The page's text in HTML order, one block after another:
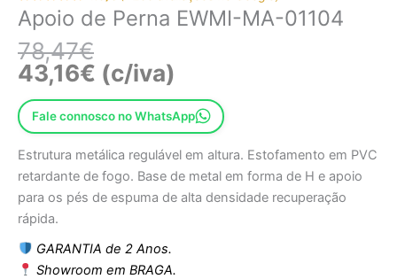
Apoio de Perna EWMI-MA-01104
78,47€
43,16€ (c/iva)
Fale connosco no WhatsApp
Estrutura metálica regulável em altura. Estofamento em PVC
retardante de fogo. Base de metal em forma de H e apoio
para os pés de espuma de alta densidade recuperação
rápida.
GARANTIA de 2 Anos.
Showroom em BRAGA.